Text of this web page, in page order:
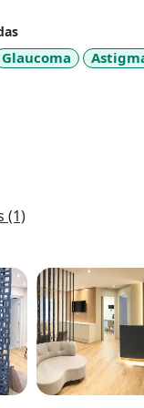
Geral do
entre março de
Oftalmologia
Glaucoma
(1)